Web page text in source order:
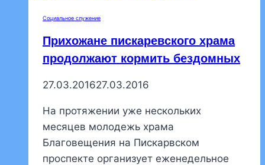
Социальное служение
Прихожане пискаревского храма
продолжают кормить бездомных
27.03.201627.03.2016
На протяжении уже нескольких
месяцев молодежь храма
Благовещения на Пискарвском
проспекте организует еженедельное